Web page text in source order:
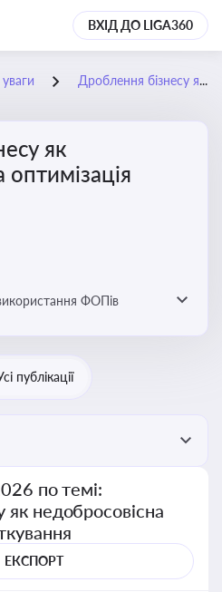
ВХІД ДО LIGA360
Дроблення бізнесу як недобросовісна оптимізація оподаткування
як
оптимізація
ФОПів
публікації
по темі:
недобросовісна
ЕКСПОРТ